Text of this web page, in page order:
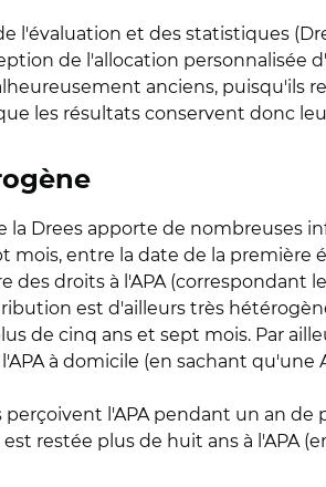
l'évaluation et des statistiques
de l'allocation personnalisée
anciens, puisqu'ils
les résultats conservent donc
la Drees apporte de nombreuses
mois, entre la date de la
des droits à l'APA (correspondant
est d'ailleurs très
de cinq ans et sept mois. Par
à domicile (en sachant qu'une
l'APA pendant un an
restée plus de huit ans à l'APA